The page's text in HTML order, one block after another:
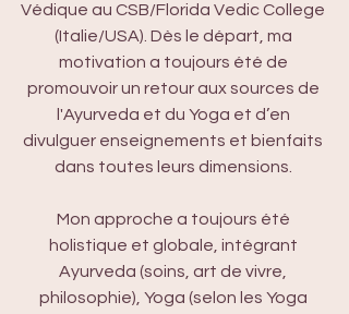
Védique au CSB/Florida Vedic College
(Italie/USA). Dès le départ, ma
motivation a toujours été de
promouvoir un retour aux sources de
l'Ayurveda et du Yoga et d’en
divulguer enseignements et bienfaits
dans toutes leurs dimensions.
Mon approche a toujours été
holistique et globale, intégrant
Ayurveda (soins, art de vivre,
philosophie), Yoga (selon les Yoga